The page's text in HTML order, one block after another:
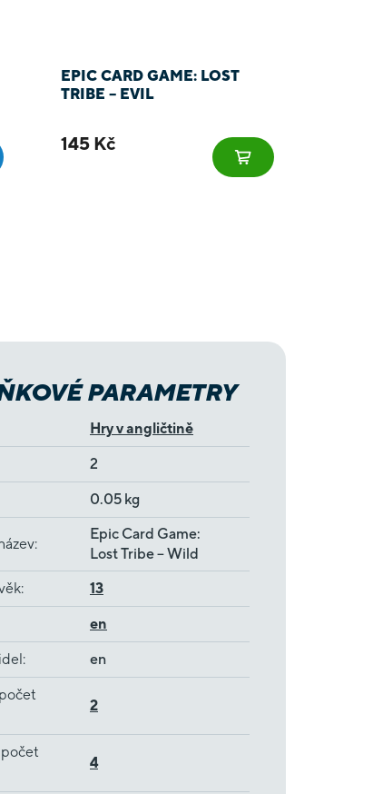
EPIC CARD GAME: LOST
TRIBE – EVIL
145 Kč
PARAMETRY
Hry v angličtině
2
0.05 kg
:
Epic Card Game:
Lost Tribe – Wild
: 13
en
: en
2
4